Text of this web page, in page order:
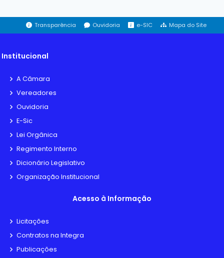
Transparência Ouvidoria e-SIC Mapa do Site
Institucional
A Câmara
Vereadores
Ouvidoria
E-Sic
Lei Orgânica
Regimento Interno
Dicionário Legislativo
Organização Institucional
Acesso à Informação
Licitações
Contratos na Integra
Publicações